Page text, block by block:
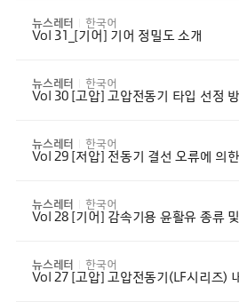
뉴스레터 한국어
Vol 31_[기어] 기어 정밀도 소개
뉴스레터 한국어
Vol 30 [고압] 고압전동기 타입 선정
뉴스레터 한국어
뉴스레터 한국어
Vol 28 [기어] 감속기용 윤활유 종류
뉴스레터 한국어